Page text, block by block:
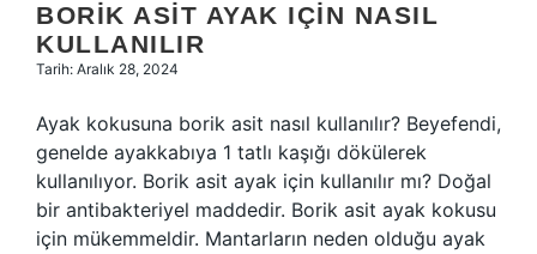
BORIK ASIT AYAK IÇIN NASIL
KULLANILIR
Tarih: Aralık 28, 2024
Ayak kokusuna borik asit nasıl kullanılır? Beyefendi,
genelde ayakkabıya 1 tatlı kaşığı dökülerek
kullanılıyor. Borik asit ayak için kullanılır mı? Doğal
bir antibakteriyel maddedir. Borik asit ayak kokusu
için mükemmeldir. Mantarların neden olduğu ayak